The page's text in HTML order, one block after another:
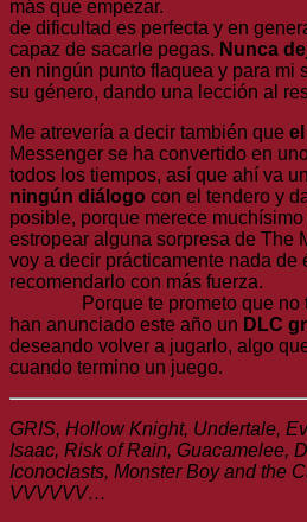
más que empezar.
de dificultad es perfecta y en
capaz de sacarle pegas. Nunca
en ningún punto flaquea y para mi
su género, dando una lección al
Me atrevería a decir también que
Messenger se ha convertido en
todos los tiempos, así que ahí va
ningún diálogo con el tendero y
posible, porque merece
estropear alguna sorpresa de The
voy a decir prácticamente nada de
recomendarlo con más fuerza.
Porque te prometo que
han anunciado este año un DLC
deseando volver a jugarlo, algo
cuando termino un juego.
GRIS, Hollow Knight, Undertale,
Isaac, Risk of Rain, Guacamelee,
Iconoclasts, Monster Boy and the
VVVVVV…